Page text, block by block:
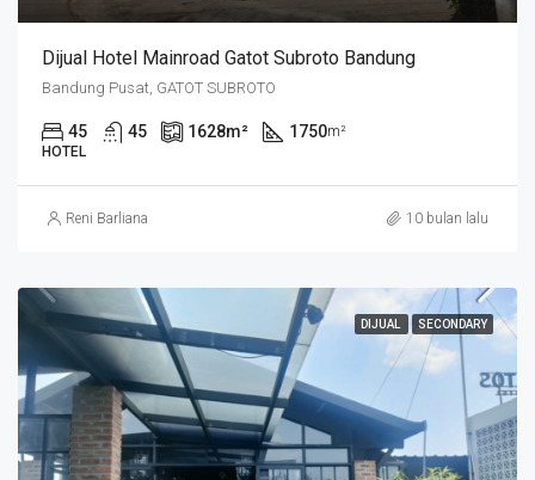
Dijual Hotel Mainroad Gatot Subroto Bandung
Bandung Pusat, GATOT SUBROTO
45 45 1628m² 1750m²
HOTEL
Reni Barliana 10 bulan lalu
DIJUAL SECONDARY